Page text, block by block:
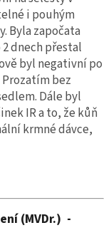
i pouhým
Byla započata
2 dnech přestal
byl negativní po
bez
Dále byl
IR a to, že kůň
krmné dávce,
(MVDr.) -